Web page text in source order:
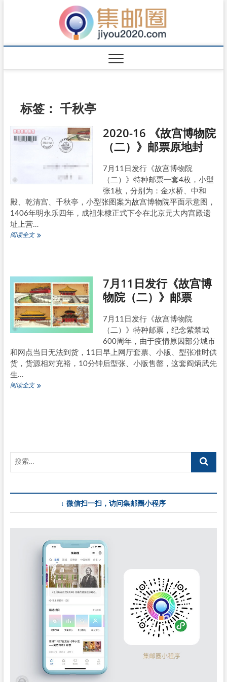
标签： 千秋亭
2020-16 《故宫博物院
（二）》邮票原地封
7月11日发行《故宫博物院
（二）》特种邮票一套4枚，小型
张1枚，分别为：金水桥、中和
殿、乾清宫、千秋亭，小型张图案为故宫博物院平面示意图，
1406年明永乐四年，成祖朱棣正式下令在北京元大内宫殿遗
址上营…
阅读全文2020-
院
（二）》
邮
票
原
地
7月11日发行《故宫博
物院（二）》邮票
7月11日发行《故宫博物院
（二）》特种邮票，纪念紫禁城
600周年，由于疫情原因部分城市
和网点当日无法到货，11日早上网厅套票、小版、型张准时供
货，货源相对充裕，10分钟后型张、小版售罄，这套阎炳武先
生…
阅读全文7
邮
↓ 微信扫一扫，访问集邮圈小程序